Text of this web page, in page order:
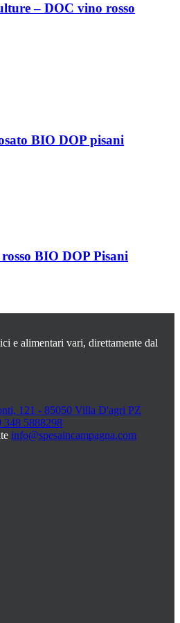
– DOC vino rosso
BIO DOP pisani
BIO DOP Pisani
e alimentari vari, direttamente dal
121 - 85050 Villa D'agri PZ
348 5888298
info@spesaincampagna.com